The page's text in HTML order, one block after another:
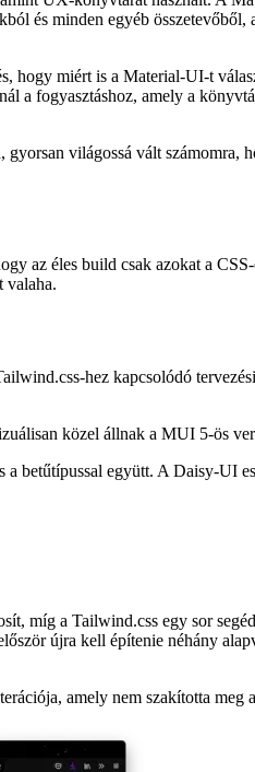
UX-könyvtárat használt. A
és minden egyéb
hogy miért is a Material-UI-t
a fogyasztáshoz, amely a
világossá vált számomra,
az éles build csak azokat a
hez kapcsolódó tervezési
közel állnak a MUI 5-ös
együtt. A Daisy-UI
a Tailwind.css egy sor
újra kell építenie néhány
amely nem szakította meg